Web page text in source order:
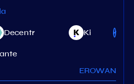
Decentr Ki
EROWAN